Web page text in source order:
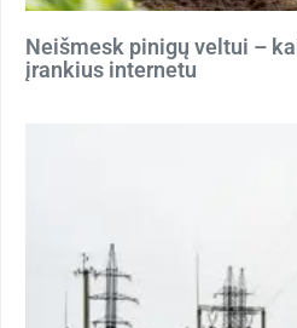
Neišmesk pinigų veltui –
įrankius internetu